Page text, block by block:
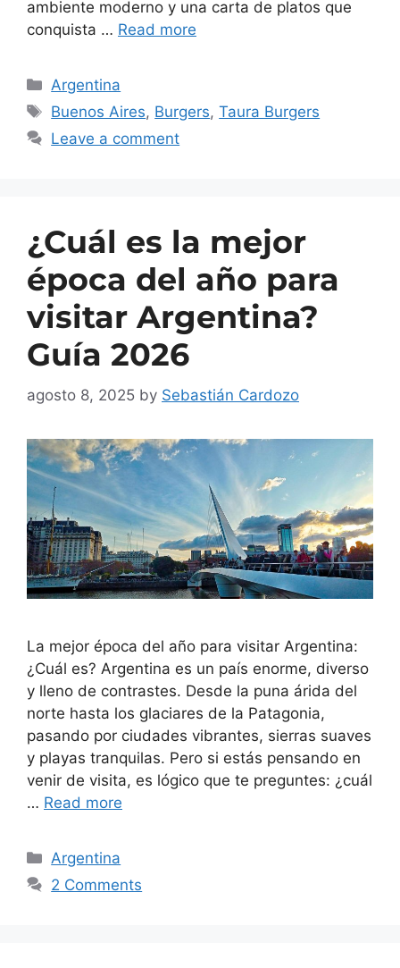
ambiente moderno y una carta de platos que
conquista … Read more
Argentina
Buenos Aires, Burgers,Taura Burgers
Leave a comment
¿Cuál es la mejor
época del año para
visitar Argentina?
Guía 2026
agosto 8, 2025 by Sebastián Cardozo
La mejor época del año para visitar Argentina:
¿Cuál es? Argentina es un país enorme, diverso
y lleno de contrastes. Desde la puna árida del
norte hasta los glaciares de la Patagonia,
pasando por ciudades vibrantes, sierras suaves
y playas tranquilas. Pero si estás pensando en
venir de visita, es lógico que te preguntes: ¿cuál
… Read more
Argentina
2 Comments